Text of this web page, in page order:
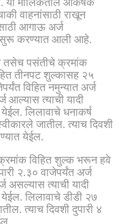
वाहनांसाठी राखून
आगाऊ अर्ज
सुरू करण्यात आली आहे.
तसेच पसंतीचे क्रमांक
तीनपट शुल्कासह २५
विहित नमुन्यात अर्ज
आल्यास त्याची यादी
लिलावाचे धनाकर्ष
जातील. त्याच दिवशी
येईल.
विहित शुल्क भरून हवे
२.३० वाजेपर्यंत अर्ज
असल्यास त्याची यादी
लिलावाचे डीडी २७
त्याच दिवशी दुपारी ४